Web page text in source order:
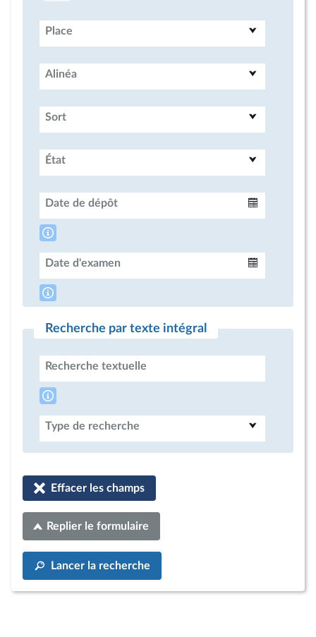
Place
Alinéa
Sort
État
Date de dépôt
Date d'examen
Recherche par texte intégral
Recherche textuelle
Type de recherche
Effacer les champs
Replier le formulaire
Lancer la recherche